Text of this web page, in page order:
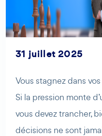
31 juillet 2025
Vous stagnez dans
Si la pression monte
vous devez trancher,
décisions ne sont
Bonjour ! Comment puis-je
prendre rendez-vous avec